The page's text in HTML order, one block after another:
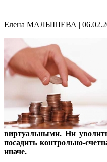
Елена МАЛЫШЕВА |
виртуальными. Ни
посадить контрольно-
иначе.